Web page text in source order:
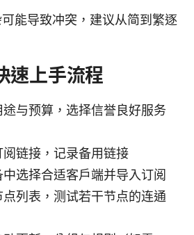
能导致冲突，建议从简到繁逐
速上手流程
与预算，选择信誉良好服务
链接，记录备用链接
选择合适客户端并导入订阅
列表，测试若干节点的连通